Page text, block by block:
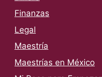
Finanzas
Legal
Maestría
Maestrías en México